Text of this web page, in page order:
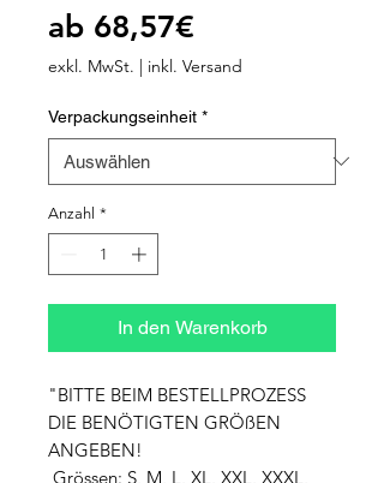
ab 68,57€
Preis
exkl. MwSt. | inkl. Versand
Verpackungseinheit *
Anzahl *
In den Warenkorb
"BITTE BEIM BESTELLPROZESS
DIE BENÖTIGTEN GRÖßEN
ANGEBEN!